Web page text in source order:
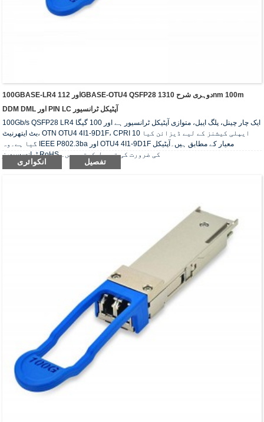
100GBASE-LR4 اور 112GBASE-OTU4 QSFP28 دوہری شرح 1310nm 100m
DDM DML اور PIN LC آپٹیکل ٹرانسیور
100Gb/s QSFP28 LR4 ایک چار چینل، پلگ ایبل، متوازی آپٹیکل ٹرانسیور ہے اور 100 گیگا
بٹ ایتھرنیٹ، OTN OTU4 4I1-9D1F، CPRI 10 ایپلی کیشنز کے لیے ڈیزائن کیا
گیا ہے۔وہ IEEE P802.3ba اور OTU4 4I1-9D1F معیار کے مطابق ہیں۔آپٹیکل
ٹرانسسیورز RoHS کی ضرورت کی تعمیل کرتے ہیں۔
انکوائری تفصیل